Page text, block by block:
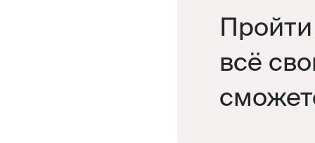
Пройти
всё